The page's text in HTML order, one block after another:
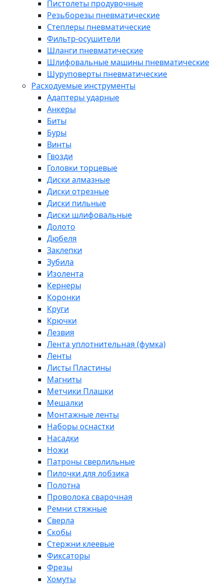
Пистолеты продувочные
Резьборезы пневматические
Степлеры пневматические
Фильтр-осушители
Шланги пневматические
Шлифовальные машины пневматические
Шуруповерты пневматические
Расходуемые инструменты
Адаптеры ударные
Анкеры
Биты
Буры
Винты
Гвозди
Головки торцевые
Диски алмазные
Диски отрезные
Диски пильные
Диски шлифовальные
Долото
Дюбеля
Заклепки
Зубила
Изолента
Кернеры
Коронки
Круги
Крючки
Лезвия
Лента уплотнительная (фумка)
Ленты
Листы Пластины
Магниты
Метчики Плашки
Мешалки
Монтажные ленты
Наборы оснастки
Насадки
Ножи
Патроны сверлильные
Пилочки для лобзика
Полотна
Проволока сварочная
Ремни стяжные
Сверла
Скобы
Стержни клеевые
Фиксаторы
Фрезы
Хомуты